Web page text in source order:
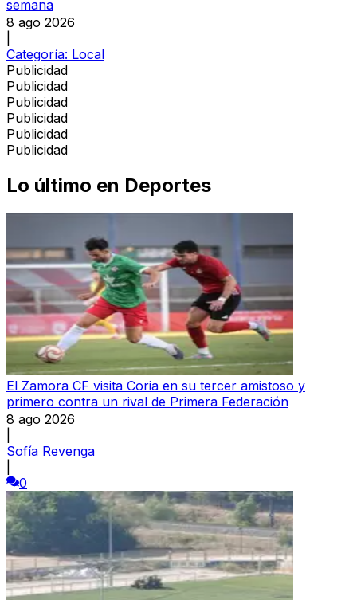
semana
8 ago 2026
Categoría: Local
Publicidad
Publicidad
Publicidad
Publicidad
Publicidad
Publicidad
Lo último en Deportes
El Zamora CF visita Coria en su tercer amistoso y
primero contra un rival de Primera Federación
8 ago 2026
Sofía Revenga
0